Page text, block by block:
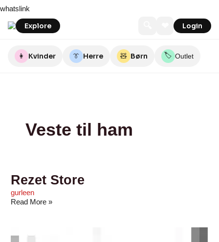
to
content
whatslink
Explore Login
👩 Kvinder 👔 Herre 🧸 Børn 🏷️ Outlet
Veste til ham
Rezet Store
gurleen
Store
Read More »
Langeland